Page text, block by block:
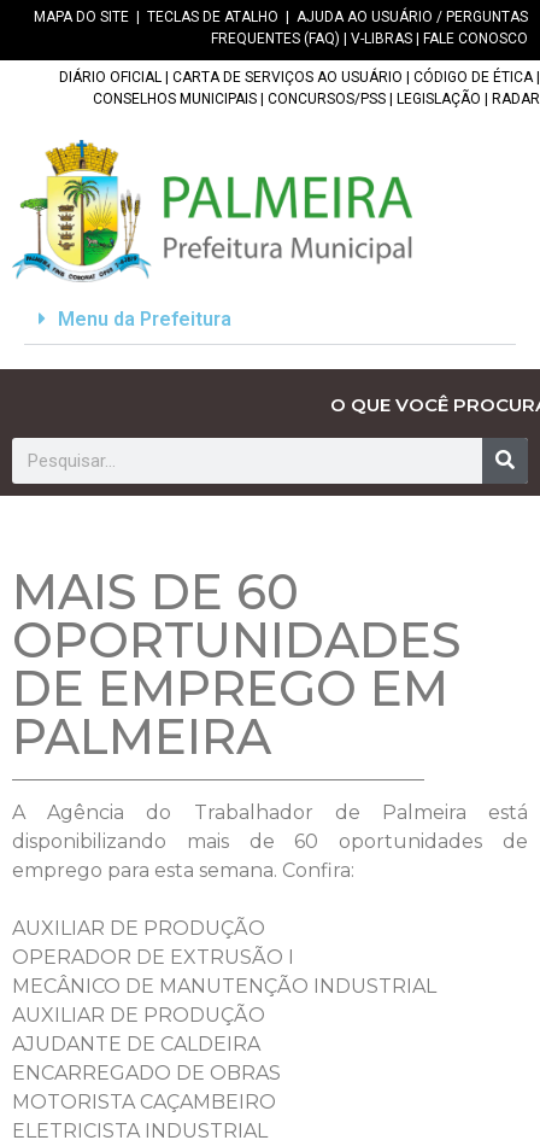
MAPA DO SITE TECLAS DE ATALHO
AJUDA AO USUÁRIO / PERGUNTAS
FREQUENTES (FAQ)
V-LIBRAS FALE CONOSCO
DIÁRIO OFICIAL CARTA DE SERVIÇOS AO USUÁRIO CÓDIGO DE ÉTICA|
CONSELHOS MUNICIPAIS
CONCURSOS/PSS LEGISLAÇÃO RADAR
Menu da Prefeitura
O QUE VOCÊ
MAIS DE 60
OPORTUNIDADES
DE EMPREGO EM
PALMEIRA
A Agência do Trabalhador de Palmeira está
disponibilizando mais de 60 oportunidades de
emprego para esta semana. Confira:
AUXILIAR DE PRODUÇÃO
OPERADOR DE EXTRUSÃO I
MECÂNICO DE MANUTENÇÃO INDUSTRIAL
AUXILIAR DE PRODUÇÃO
AJUDANTE DE CALDEIRA
ENCARREGADO DE OBRAS
MOTORISTA CAÇAMBEIRO
ELETRICISTA INDUSTRIAL